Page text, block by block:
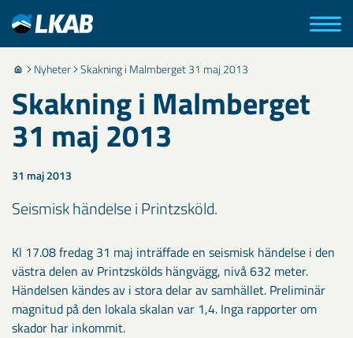
Nyheter Skakning i Malmberget 31 maj 2013
Skakning i Malmberget
31 maj 2013
31 maj 2013
Seismisk händelse i Printzsköld.
Kl 17.08 fredag 31 maj inträffade en seismisk händelse i den
västra delen av Printzskölds hängvägg, nivå 632 meter.
Händelsen kändes av i stora delar av samhället. Preliminär
magnitud på den lokala skalan var 1,4. Inga rapporter om
skador har inkommit.